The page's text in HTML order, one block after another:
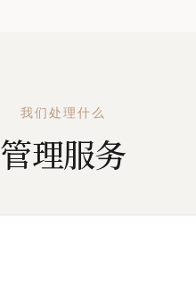
我们处理什么
管理服务